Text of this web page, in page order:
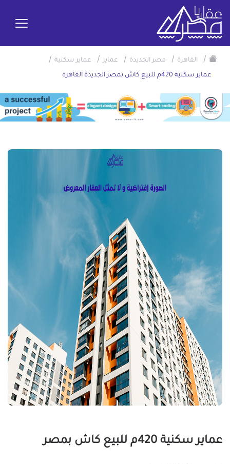
/ القاهرة / مصر الجديدة / عماير / عماير سكنية /
عماير سكنية 420م للبيع كاش بمصر الجديدة القاهرة
عماير سكنية 420م للبيع كاش بمصر